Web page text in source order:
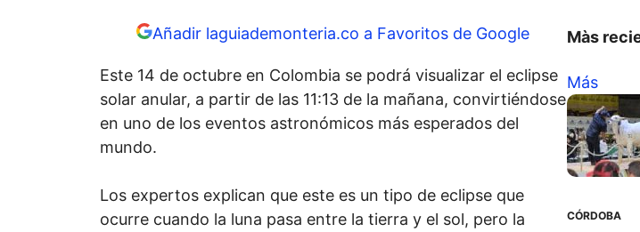
Añadir laguiademonteria.co a Favoritos de Google
Este 14 de octubre en Colombia se podrá visualizar el eclipse
solar anular, a partir de las 11:13 de la mañana, convirtiéndose
en uno de los eventos astronómicos más esperados del
mundo.
Los expertos explican que este es un tipo de eclipse que
ocurre cuando la luna pasa entre la tierra y el sol, pero la
Màs
Más
CÓRDOBA